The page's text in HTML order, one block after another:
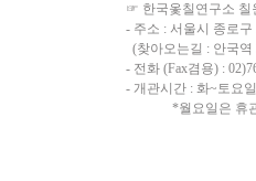
☞ 한국옻칠연구소
- 주소 : 서울시 종로구
(찾아오는길 : 안국
- 전화 (Fax겸용) :
- 개관시간 : 화~토요
*월요일은 휴관